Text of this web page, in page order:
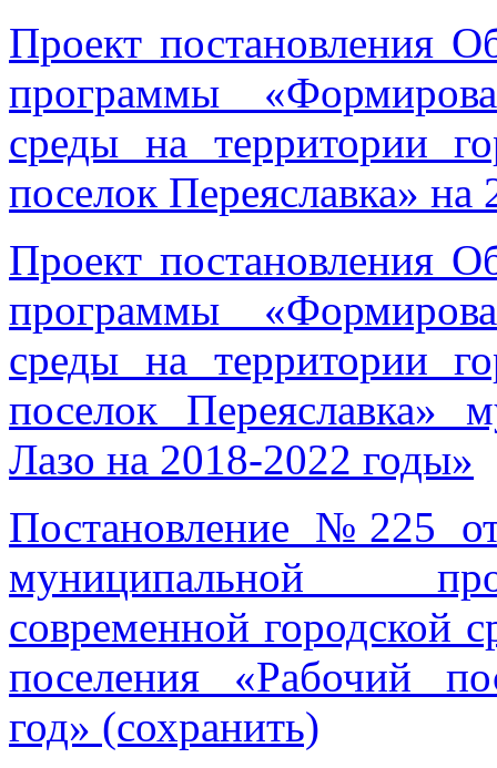
Проект постановления
программы
среды на территории
поселок Переяславка» на
Проект постановления
программы
среды на территории
поселок Переяславка»
Лазо на 2018-2022 годы»
Постановление №225
муниципальной
современной городской
поселения «Рабочий
год» (сохранить)